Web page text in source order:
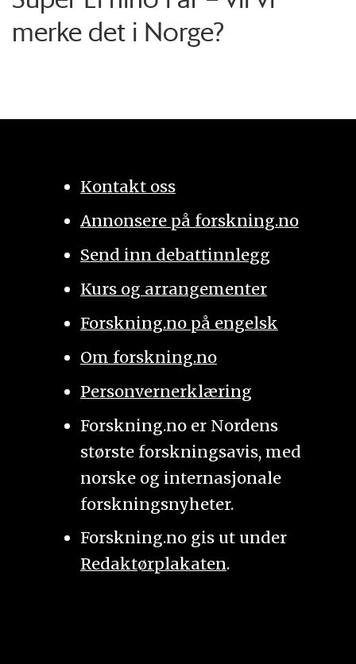
merke det i Norge?
Kontakt oss
Annonsere på forskning.no
Send inn debattinnlegg
Kurs og arrangementer
Forskning.no på engelsk
Om forskning.no
Personvernerklæring
Forskning.no er Nordens
største forskningsavis, med
norske og internasjonale
forskningsnyheter.
Forskning.no gis ut under
Redaktørplakaten.